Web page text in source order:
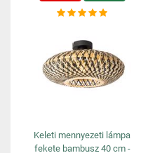
Keleti mennyezeti lámpa
fekete bambusz 40 cm -